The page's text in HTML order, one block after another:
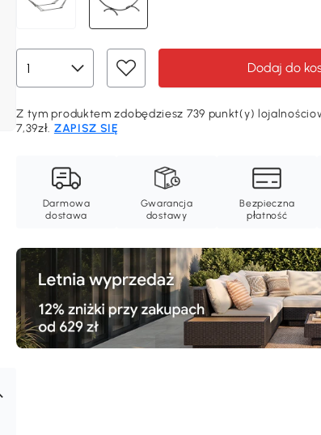
Dodaj do
Z tym produktem zdobędziesz 739 punkt(y)
7,39zł. ZAPISZ SIĘ
Darmowa
dostawa
Gwarancja
dostawy
Bezpieczna
płatność